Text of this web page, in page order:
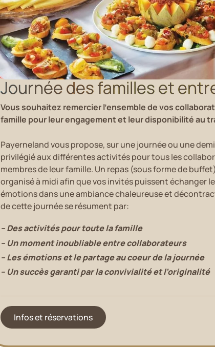
Journée des familles et
Vous souhaitez remercier l’ensemble de vos
famille pour leur engagement et leur disponibilité au
Payerneland vous propose, sur une journée ou une
privilégié aux différentes activités pour tous les
membres de leur famille. Un repas (sous forme de
organisé à midi afin que vos invités puissent échanger
émotions dans une ambiance chaleureuse et
de cette journée se résument par:
– Des activités pour toute la famille
– Un moment inoubliable entre collaborateurs
– Les émotions et le partage au coeur de la journée
– Un succès garanti par la convivialité et l’originalité
Infos et réservations